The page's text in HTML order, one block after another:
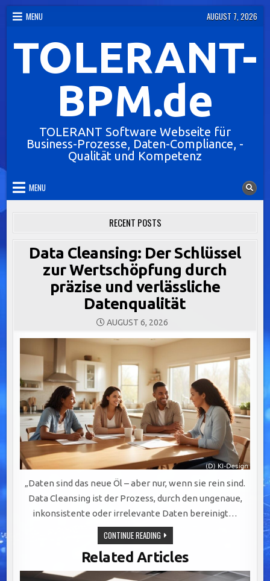
Skip
content
MENU AUGUST 7, 2026
TOLERANT-
BPM.de
TOLERANT Software Webseite für
Business-Prozesse, Daten-Compliance, -
Qualität und Kompetenz
MENU
RECENT POSTS
Data Cleansing: Der Schlüssel
zur Wertschöpfung durch
präzise und verlässliche
Datenqualität
AUGUST 6, 2026
„Daten sind das neue Öl – aber nur, wenn sie rein sind.
Data Cleansing ist der Prozess, durch den ungenaue,
inkonsistente oder irrelevante Daten bereinigt…
CONTINUE READINGDATA
CLEANSING:
DER
SCHLÜSSEL
ZUR
WERTSCHÖPFUNG
Related Articles